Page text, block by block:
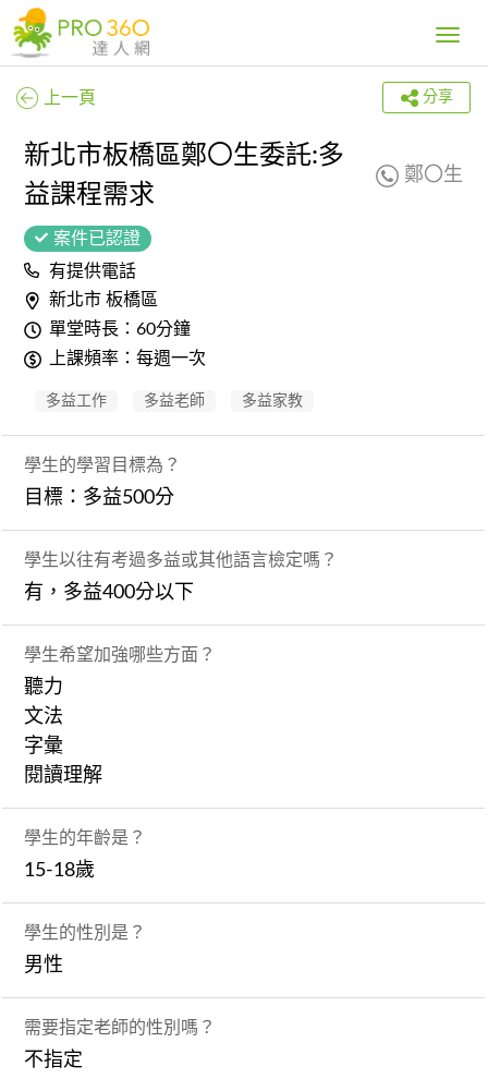
Toggle
上一頁 分享
新北市板橋區鄭〇生委託:多
益課程需求
鄭〇生
案件已認證
有提供電話
新北市 板橋區
單堂時長：60分鐘
上課頻率：每週一次
多益工作 多益老師 多益家教
學生的學習目標為？
目標：多益500分
學生以往有考過多益或其他語言檢定嗎？
有，多益400分以下
學生希望加強哪些方面？
聽力
文法
字彙
閱讀理解
學生的年齡是？
15-18歲
學生的性別是？
男性
需要指定老師的性別嗎？
不指定